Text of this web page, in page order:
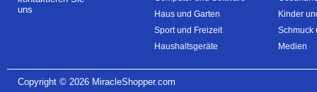
uns
Haus und Garten
Sport und Freizeit
Haushaltsgeräte
Kinder
Schmuck
Medien
Copyright © 2026 MiracleShopper.com